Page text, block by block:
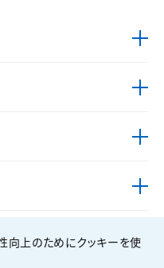
向上のためにクッキーを使